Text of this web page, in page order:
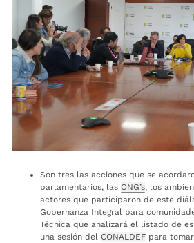
Son tres las acciones que se
parlamentarios, las ONG’s, los
actores que participaron de este
Gobernanza Integral para
Técnica que analizará el listado de
una sesión del CONALDEF para